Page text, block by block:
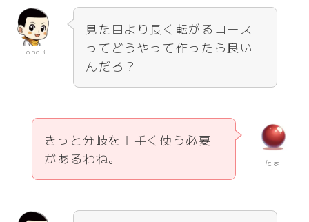
ono3
見た目より長く転がるコース
ってどうやって作ったら良い
んだろ？
たま
きっと分岐を上手く使う必要
があるわね。